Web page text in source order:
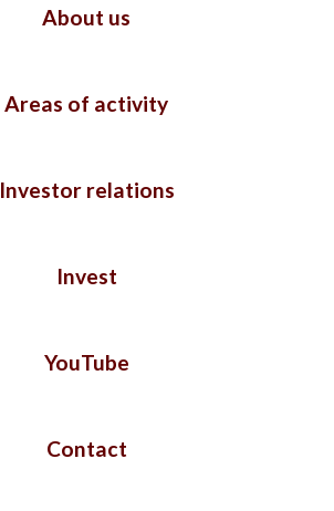
About us
Areas of activity
Investor relations
Invest
YouTube
Contact